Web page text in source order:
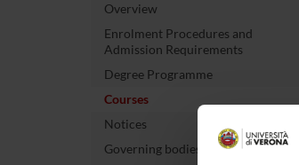
Overview
Enrolment Procedures and
Admission Requirements
Degree Programme
Courses
Notices
Governing bodies